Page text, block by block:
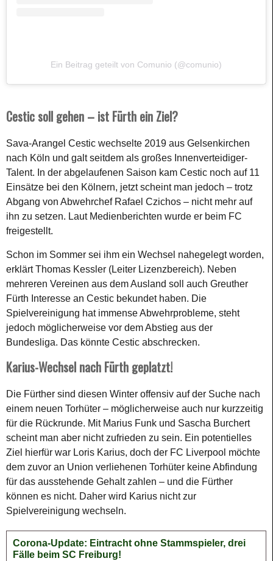
Ein Beitrag geteilt von Comunio (@comunio)
Cestic soll gehen – ist Fürth ein Ziel?
Sava-Arangel Cestic wechselte 2019 aus Gelsenkirchen
nach Köln und galt seitdem als großes Innenverteidiger-
Talent. In der abgelaufenen Saison kam Cestic noch auf 11
Einsätze bei den Kölnern, jetzt scheint man jedoch – trotz
Abgang von Abwehrchef Rafael Czichos – nicht mehr auf
ihn zu setzen. Laut Medienberichten wurde er beim FC
freigestellt.
Schon im Sommer sei ihm ein Wechsel nahegelegt worden,
erklärt Thomas Kessler (Leiter Lizenzbereich). Neben
mehreren Vereinen aus dem Ausland soll auch Greuther
Fürth Interesse an Cestic bekundet haben. Die
Spielvereinigung hat immense Abwehrprobleme, steht
jedoch möglicherweise vor dem Abstieg aus der
Bundesliga. Das könnte Cestic abschrecken.
Karius-Wechsel nach Fürth geplatzt!
Die Fürther sind diesen Winter offensiv auf der Suche nach
einem neuen Torhüter – möglicherweise auch nur kurzzeitig
für die Rückrunde. Mit Marius Funk und Sascha Burchert
scheint man aber nicht zufrieden zu sein. Ein potentielles
Ziel hierfür war Loris Karius, doch der FC Liverpool möchte
dem zuvor an Union verliehenen Torhüter keine Abfindung
für das ausstehende Gehalt zahlen – und die Fürther
können es nicht. Daher wird Karius nicht zur
Spielvereinigung wechseln.
Corona-Update: Eintracht ohne Stammspieler, drei
Fälle beim SC Freiburg!